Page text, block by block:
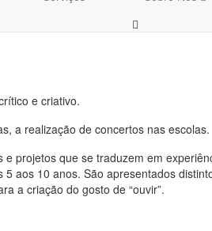
e criativo.
a realização de concertos nas escolas.
projetos que se traduzem em
aos 10 anos. São apresentados
a criação do gosto de “ouvir”.